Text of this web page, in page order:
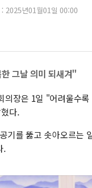
2025년01월01일 00:00
그날 의미 되새겨"
장은 1일 "어려울수
다.
기를 뚫고 솟아오르는
.